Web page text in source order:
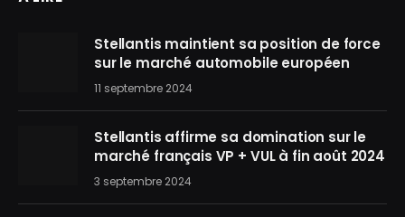
Stellantis maintient sa position de force
sur le marché automobile européen
11 septembre 2024
Stellantis affirme sa domination sur le
marché français VP + VUL à fin août 2024
3 septembre 2024